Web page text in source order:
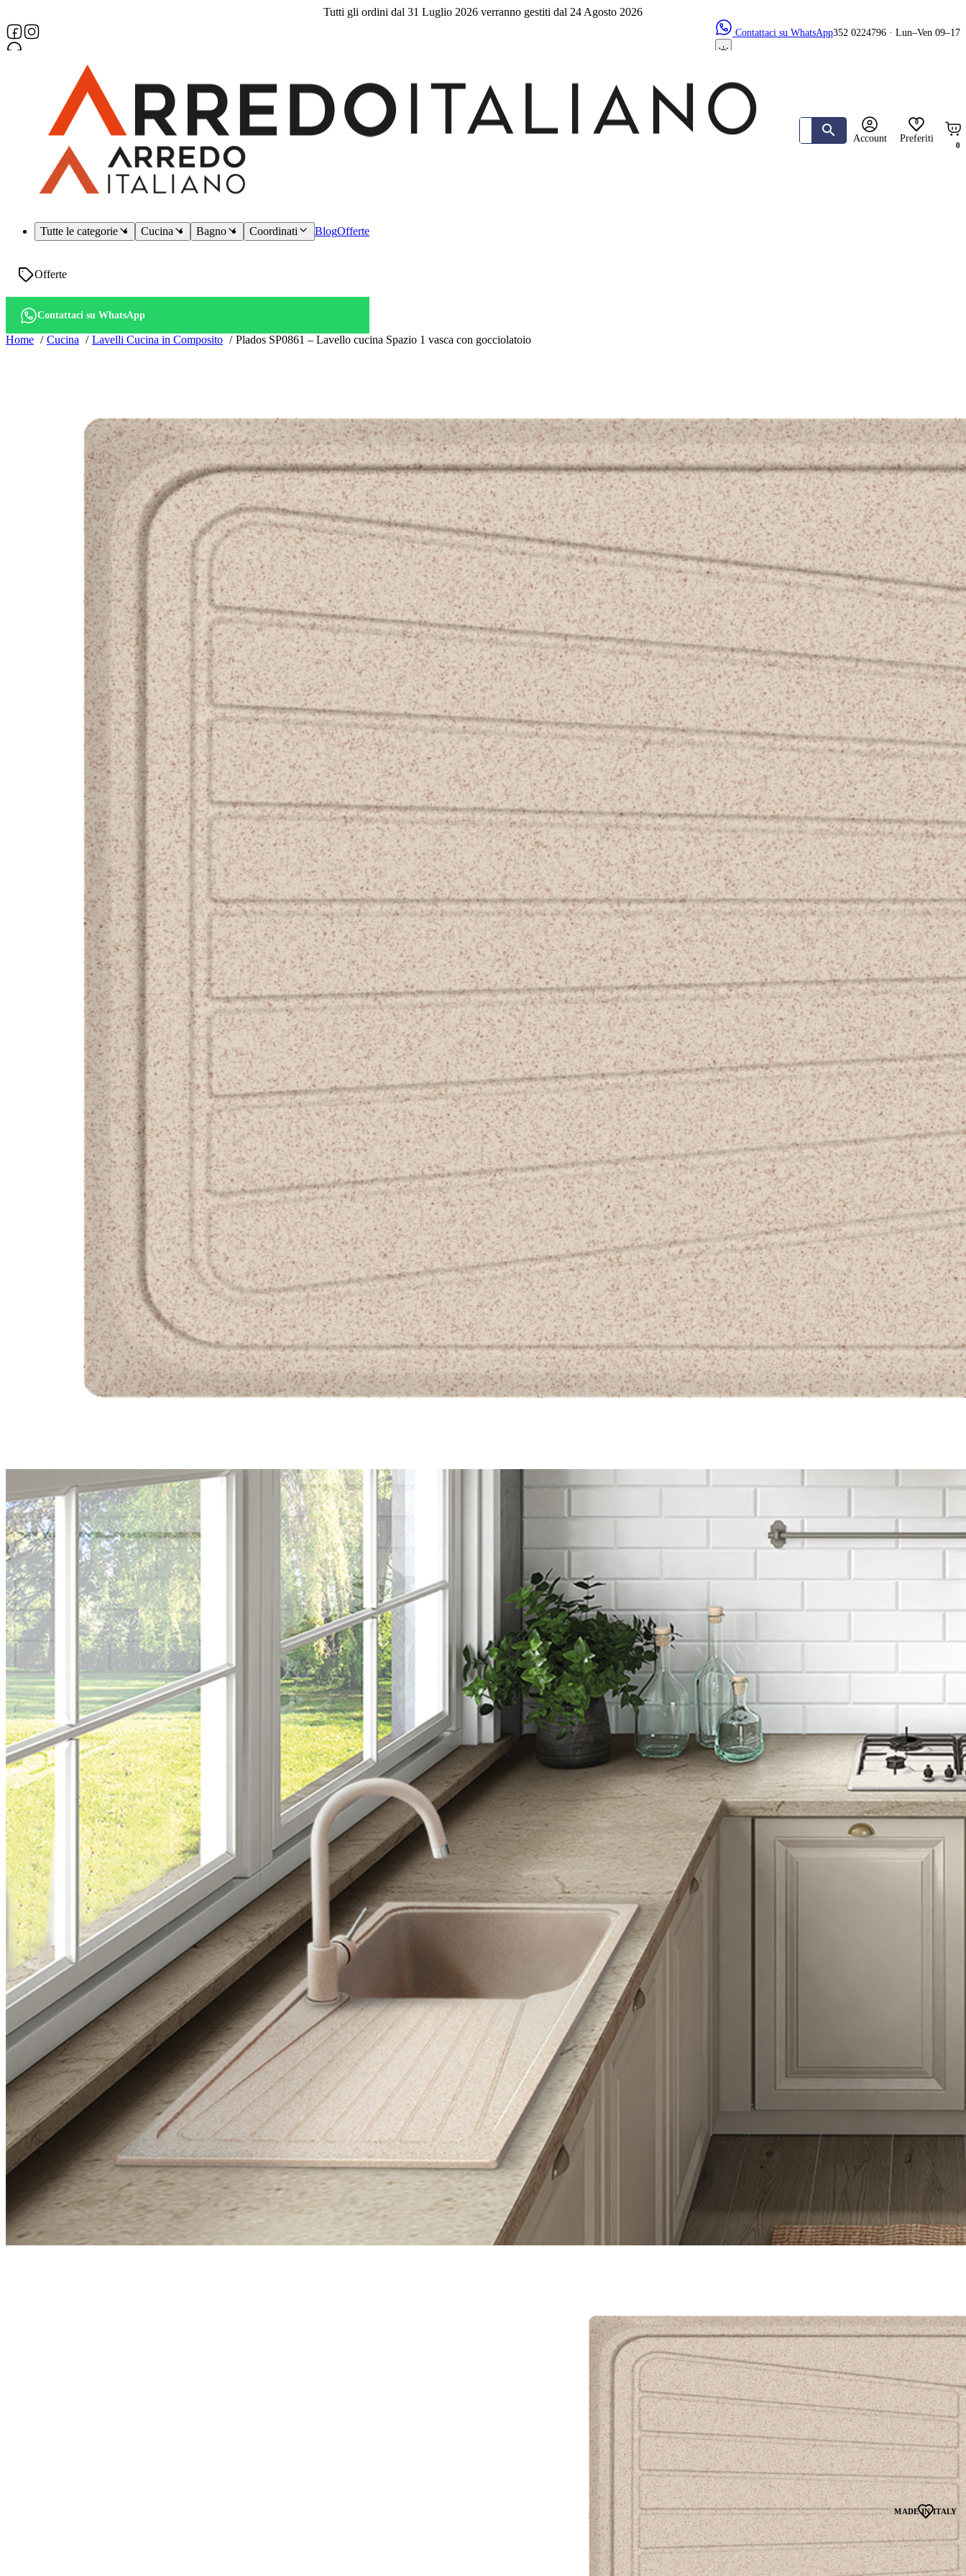
Tutti gli ordini dal 31 Luglio 2026 verranno gestiti dal 24 Agosto 2026
Contattaci su WhatsApp352 0224796 · Lun–Ven 09–17
Account Preferiti
0
0
Tutte le categorie Cucina Bagno Coordinati BlogOfferte
Offerte
Contattaci su WhatsApp
Home Cucina Lavelli Cucina in Composito Plados SP0861 – Lavello cucina Spazio 1 vasca con gocciolatoio
MADE IN ITALY